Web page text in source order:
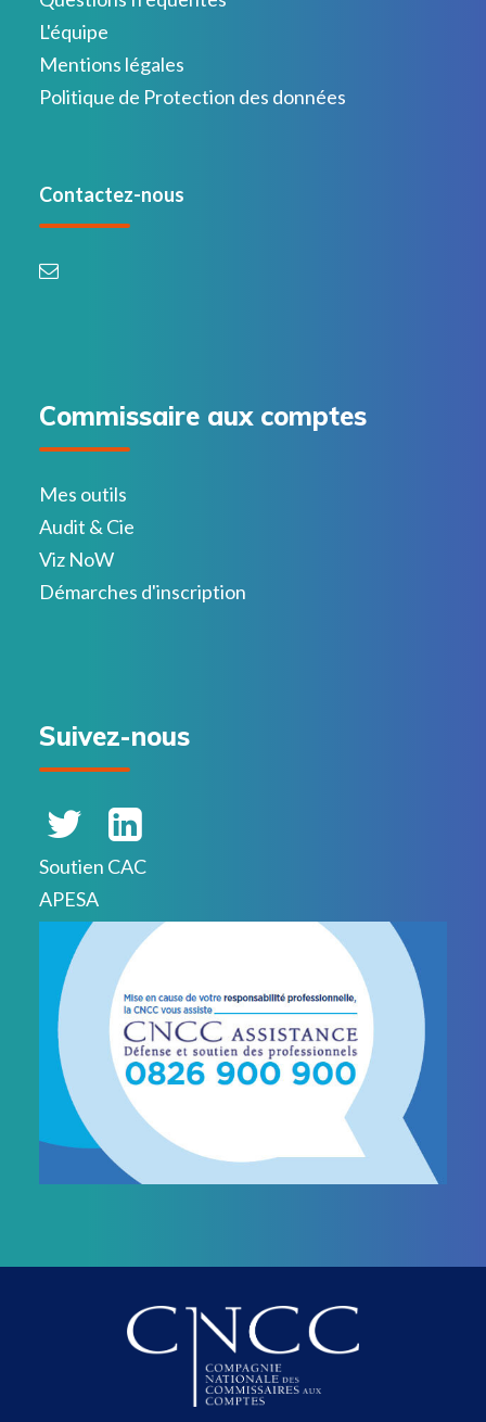
L'équipe
Mentions légales
Politique de Protection des données
Contactez-nous
Commissaire aux comptes
Mes outils
Audit & Cie
Viz NoW
Démarches d'inscription
Suivez-nous
Soutien CAC
APESA